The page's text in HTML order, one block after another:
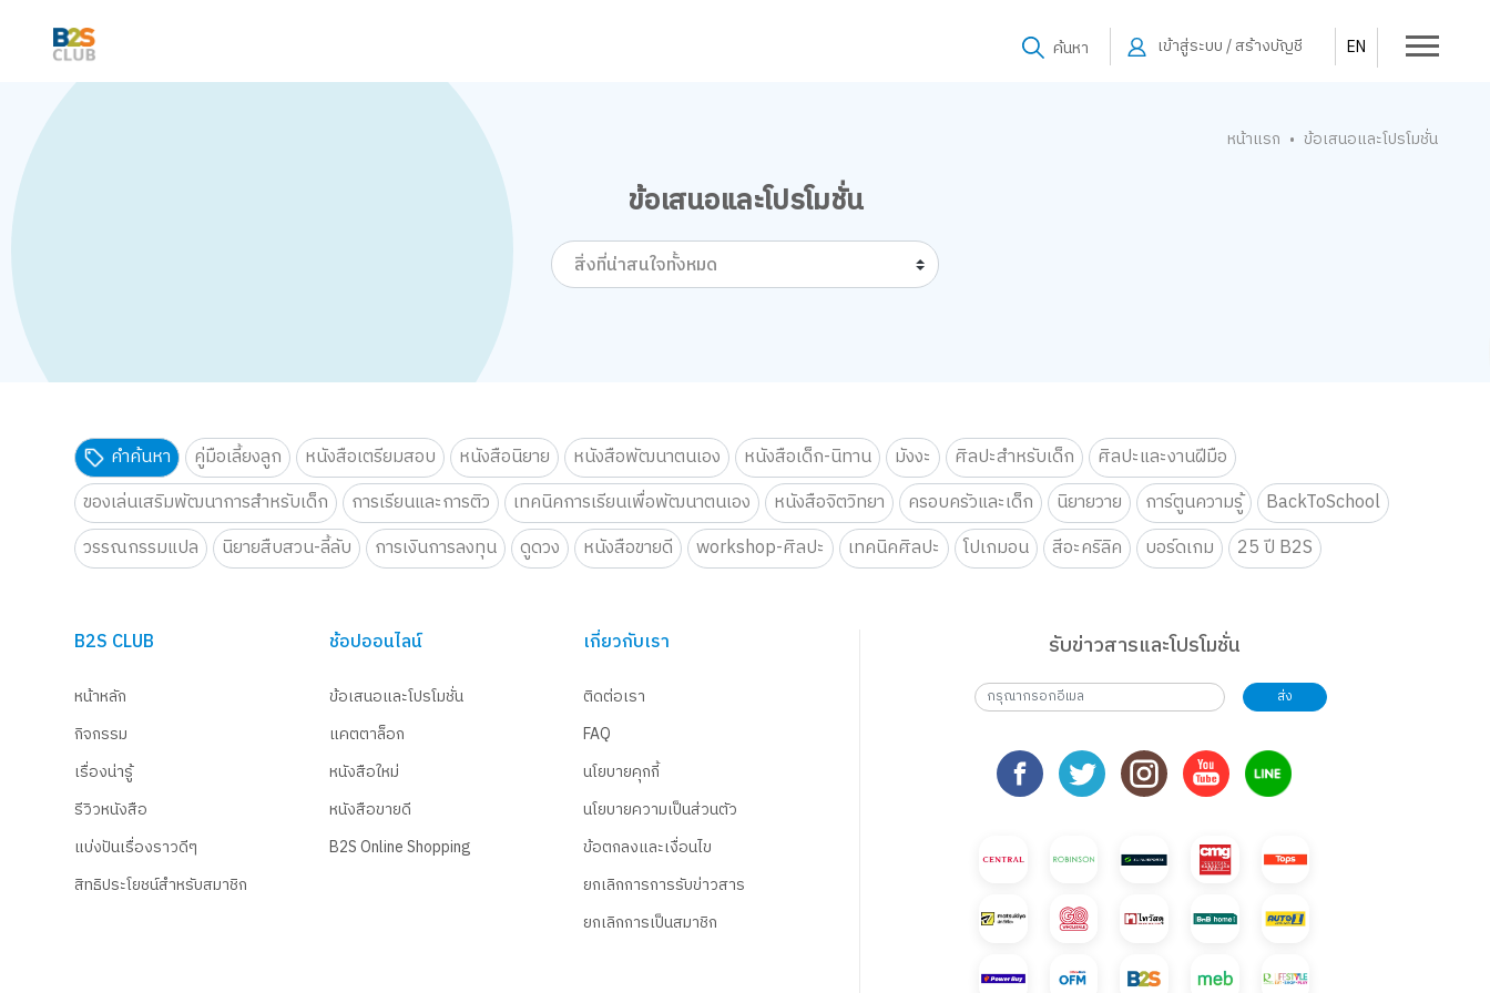
ค้นหา เข้าสู่ระบบ / สร้างบัญชี EN
หน้าแรก • ข้อเสนอและโปรโมชั่น
ข้อเสนอและโปรโมชั่น
สิ่งที่น่าสนใจทั้งหมด
คำค้นหา คู่มือเลี้ยงลูก หนังสือเตรียมสอบ หนังสือนิยาย หนังสือพัฒนาตนเอง หนังสือเด็ก-นิทาน มังงะ ศิลปะสำหรับเด็ก
ศิลปะและงานฝีมือ
ของเล่นเสริมพัฒนาการสำหรับเด็ก
การเรียนและการติว เทคนิคการเรียนเพื่อพัฒนาตนเอง หนังสือจิตวิทยา ครอบครัวและเด็ก นิยายวาย การ์ตูนความรู้
BackToSchool
วรรณกรรมแปล
นิยายสืบสวน-ลี้ลับ การเงินการลงทุน ดูดวง หนังสือขายดี workshop-ศิลปะ เทคนิคศิลปะ โปเกมอน สีอะคริลิค บอร์ดเกม 25 ปี B2S
B2S CLUB
หน้าหลัก
กิจกรรม
เรื่องน่ารู้
รีวิวหนังสือ
แบ่งปันเรื่องราวดีๆ
สิทธิประโยชน์สำหรับสมาชิก
ช้อปออนไลน์
ข้อเสนอและโปรโมชั่น
แคตตาล็อก
หนังสือใหม่
หนังสือขายดี
B2S Online Shopping
เกี่ยวกับเรา
ติดต่อเรา
FAQ
นโยบายคุกกี้
นโยบายความเป็นส่วนตัว
ข้อตกลงและเงื่อนไข
ยกเลิกการการรับข่าวสาร
ยกเลิกการเป็นสมาชิก
รับข่าวสารและโปรโมชั่น
ส่ง